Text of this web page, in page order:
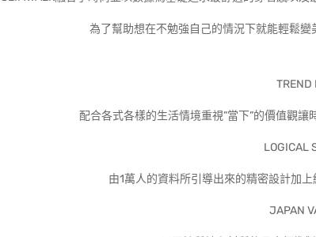
為了幫助想在不勉強自己的情況下就能輕鬆
TREND
配合各式各樣的生活情境重視”當下”的價值觀
LOGICAL
由1萬人的資料所引導出來的精密設計加
JAPAN